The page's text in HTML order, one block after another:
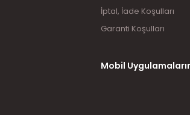
İptal, İade Koşulları
Garanti Koşulları
Mobil